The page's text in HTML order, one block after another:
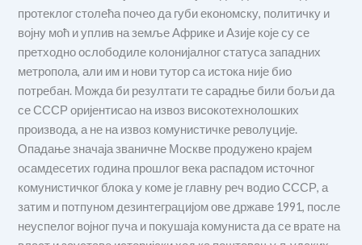
протеклог столећа почео да губи економску, политичку и
војну моћ и уплив на земље Африке и Азије које су се
претходно ослободиле колонијалног статуса западних
метропола, али им и нови тутор са истока није био
потребан. Можда би резултати те сарадње били бољи да
се СССР оријентисао на извоз високотехнолошких
производа, а не на извоз комунистичке револуције.
Опадање значаја званичне Москве продужено крајем
осамдесетих година прошлог века распадом источног
комунистичког блока у коме је главну реч водио СССР, а
затим и потпуном дезинтеграцијом ове државе 1991, после
неуспелог војног пуча и покушаја комуниста да се врате на